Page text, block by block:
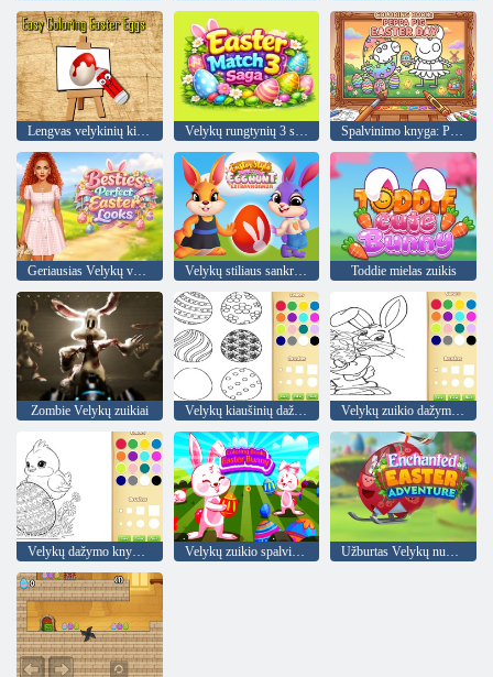
Velykų rungtynių 3 sakmė
Geriausias Velykų vaizdas Velykų stiliaus sankryžos kiaušinių medžioklė ekstravagancija Toddie mielas zuikis
Zombie Velykų zuikiai Velykų kiaušinių dažymo knyga vaikams Velykų zuikio dažymo knyga vaikams
Velykų dažymo knyga vaikams Velykų zuikio spalvinimo knyga Užburtas Velykų nuotykis